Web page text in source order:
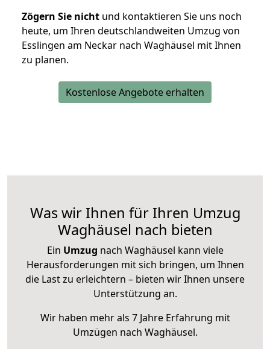
Zögern Sie nicht und kontaktieren Sie uns noch
heute, um Ihren deutschlandweiten Umzug von
Esslingen am Neckar nach Waghäusel mit Ihnen
zu planen.
Kostenlose Angebote erhalten
Was wir Ihnen für Ihren Umzug
Waghäusel nach bieten
Ein Umzug nach Waghäusel kann viele
Herausforderungen mit sich bringen, um Ihnen
die Last zu erleichtern – bieten wir Ihnen unsere
Unterstützung an.
Wir haben mehr als 7 Jahre Erfahrung mit
Umzügen nach Waghäusel.